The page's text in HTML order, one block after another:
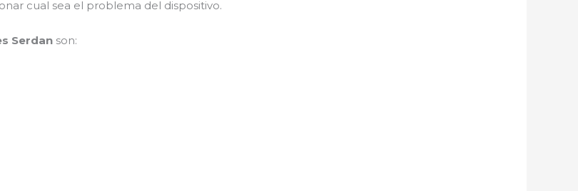
cual sea el problema del dispositivo.
Serdan son: